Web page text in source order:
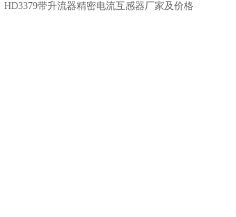
HD3379带升流器精密电流互感器厂家及价格